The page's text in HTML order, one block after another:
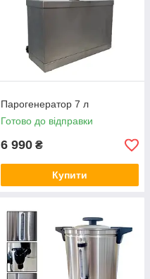
Парогенератор 7 л
Готово до відправки
6 990 ₴
Купити